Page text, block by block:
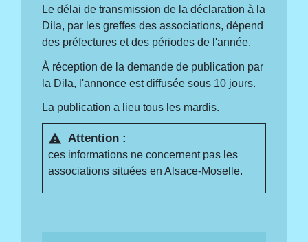
Le délai de transmission de la déclaration à la
Dila, par les greffes des associations, dépend
des préfectures et des périodes de l'année.
À réception de la demande de publication par
la Dila, l'annonce est diffusée sous 10 jours.
La publication a lieu tous les mardis.
warning Attention :
ces informations ne concernent pas les
associations situées en Alsace-Moselle.